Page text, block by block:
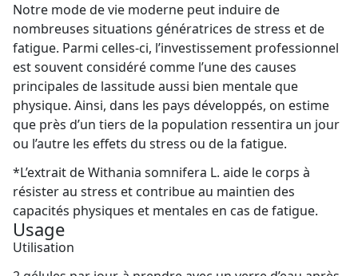
Notre mode de vie moderne peut induire de
nombreuses situations génératrices de stress et de
fatigue. Parmi celles-ci, l’investissement professionnel
est souvent considéré comme l’une des causes
principales de lassitude aussi bien mentale que
physique. Ainsi, dans les pays développés, on estime
que près d’un tiers de la population ressentira un jour
ou l’autre les effets du stress ou de la fatigue.
*L’extrait de Withania somnifera L. aide le corps à
résister au stress et contribue au maintien des
capacités physiques et mentales en cas de fatigue.
Usage
Utilisation